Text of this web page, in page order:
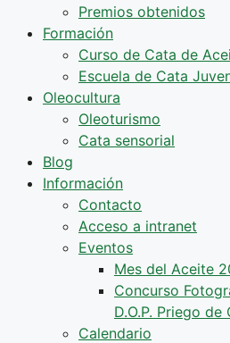
Premios obtenidos
Formación
Curso de Cata de
Escuela de Cata
Oleocultura
Oleoturismo
Cata sensorial
Blog
Información
Contacto
Acceso a intranet
Eventos
Mes del Aceite
Concurso
D.O.P. Priego de
Calendario